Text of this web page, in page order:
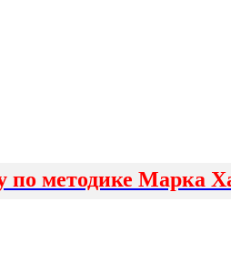
методике Марка